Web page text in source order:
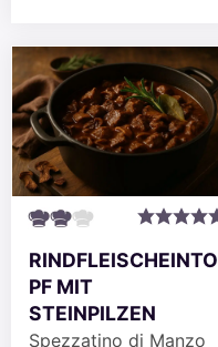
RINDFLEISCHEINTO
PF MIT
STEINPILZEN
Spezzatino di Manzo